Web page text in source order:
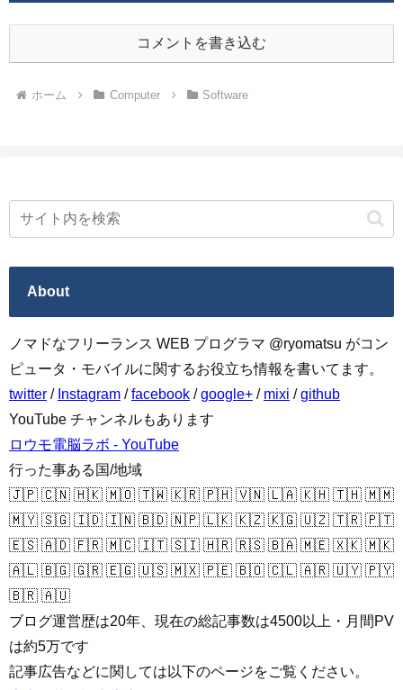
コメントを書き込む
ホーム Computer Software
About
ノマドなフリーランス WEB プログラマ @ryomatsu がコン
ピュータ・モバイルに関するお役立ち情報を書いてます。
twitter / Instagram /facebook /google+ / mixi /github
YouTube チャンネルもあります
ロウモ電脳ラボ - YouTube
行った事ある国/地域
🇯🇵 🇨🇳 🇭🇰 🇲🇴 🇹🇼 🇰🇷 🇵🇭 🇻🇳 🇱🇦 🇰🇭 🇹🇭 🇲🇲
🇲🇾 🇸🇬 🇮🇩 🇮🇳 🇧🇩 🇳🇵 🇱🇰 🇰🇿 🇰🇬 🇺🇿 🇹🇷 🇵🇹
🇪🇸 🇦🇩 🇫🇷 🇲🇨 🇮🇹 🇸🇮 🇭🇷 🇷🇸 🇧🇦 🇲🇪 🇽🇰 🇲🇰
🇦🇱 🇧🇬 🇬🇷 🇪🇬 🇺🇸 🇲🇽 🇵🇪 🇧🇴 🇨🇱 🇦🇷 🇺🇾 🇵🇾
🇧🇷 🇦🇺
ブログ運営歴は20年、現在の総記事数は4500以上・月間PV
は約5万です
記事広告などに関しては以下のページをご覧ください。